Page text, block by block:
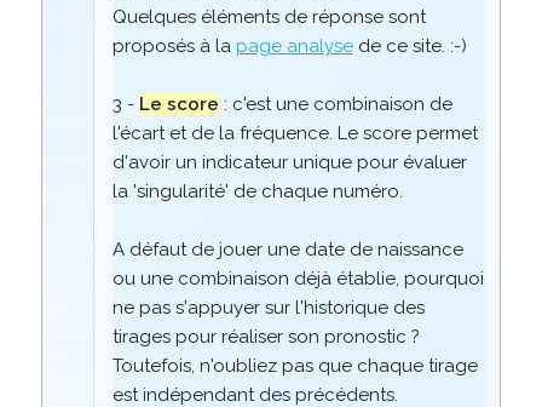
Quelques éléments de réponse sont
proposés à la page analysede ce site. :-)
3 - Le score : c'est une combinaison de
l'écart et de la fréquence. Le score permet
d'avoir un indicateur unique pour évaluer
la 'singularité' de chaque numéro.
A défaut de jouer une date de naissance
ou une combinaison déjà établie, pourquoi
ne pas s'appuyer sur l'historique des
tirages pour réaliser son pronostic ?
Toutefois, n'oubliez pas que chaque tirage
est indépendant des précédents.